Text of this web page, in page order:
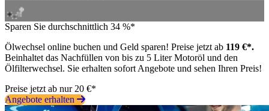
Sparen Sie durchschnittlich 34 %*
Ölwechsel online buchen und Geld sparen! Preise jetzt ab 119 €*.
Beinhaltet das Nachfüllen von bis zu 5 Liter Motoröl und den
Ölfilterwechsel. Sie erhalten sofort Angebote und sehen Ihren Preis!
Preise jetzt ab nur 20 €*
Angebote erhalten